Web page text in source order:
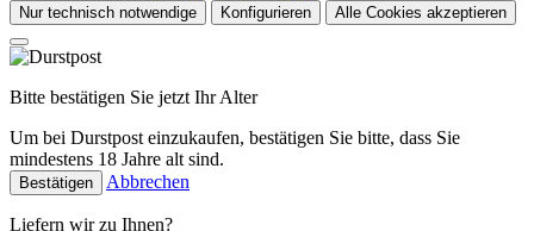
Nur technisch notwendige Konfigurieren Alle Cookies akzeptieren
Bitte bestätigen Sie jetzt Ihr Alter
Um bei Durstpost einzukaufen, bestätigen Sie bitte, dass Sie
mindestens 18 Jahre alt sind.
Bestätigen Abbrechen
Liefern wir zu Ihnen?